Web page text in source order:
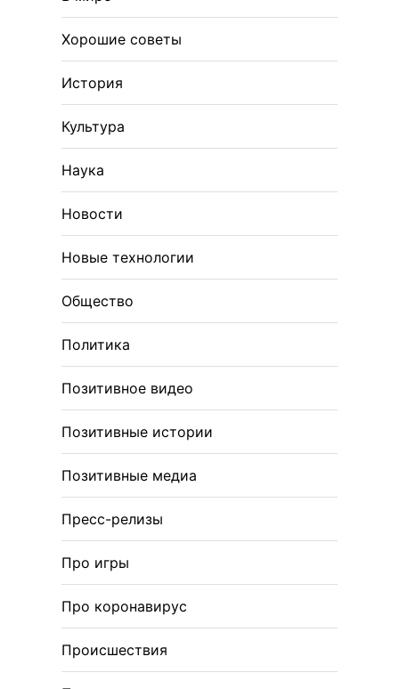
Хорошие советы
История
Культура
Наука
Новости
Новые технологии
Общество
Политика
Позитивное видео
Позитивные истории
Позитивные медиа
Пресс-релизы
Про игры
Про коронавирус
Происшествия